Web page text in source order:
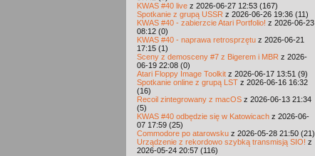
KWAS #40 live z 2026-06-27 12:53 (167)
Spotkanie z grupą USSR z 2026-06-26 19:36 (11)
KWAS #40 - zabierzcie Atari Portfolio! z 2026-06-23
08:12 (0)
KWAS #40 - naprawa retrosprzętu z 2026-06-21
17:15 (1)
Sceny z demosceny #7 z Bigerem i MBR z 2026-
06-19 22:08 (0)
Atari Floppy Image Toolkit z 2026-06-17 13:51 (9)
Spotkanie online z grupą LST z 2026-06-16 16:32
(16)
Recoil zintegrowany z macOS z 2026-06-13 21:34
(5)
KWAS #40 odbędzie się w Katowicach z 2026-06-
07 17:59 (25)
Commodore po atarowsku z 2026-05-28 21:50 (21)
Urządzenie z rekordowo szybką transmisją SIO! z
2026-05-24 20:57 (116)